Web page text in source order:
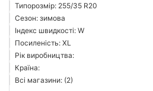
Типорозмір: 255/35 R20
Сезон: зимова
Індекс швидкості: W
Посиленість: XL
Рік виробництва:
Країна:
Всі магазини: (2)